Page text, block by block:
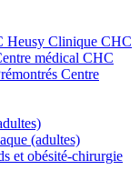
Heusy Clinique CHC
médical CHC
Centre
(adultes)
et obésité-chirurgie